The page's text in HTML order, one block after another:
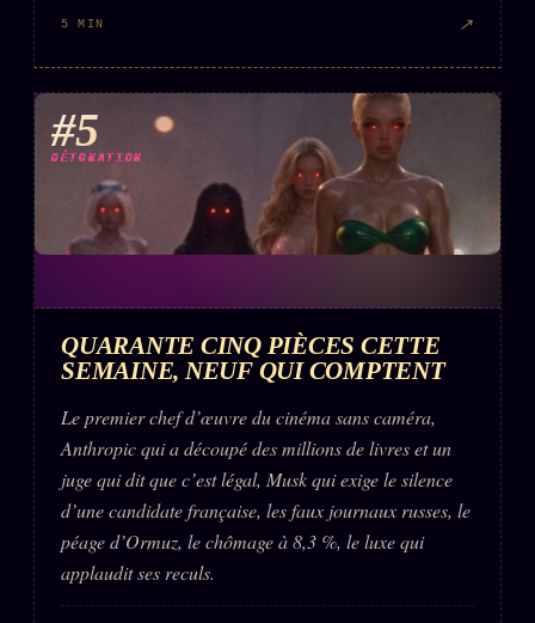
5 MIN ↗
#5
DÉTONATION
QUARANTE CINQ PIÈCES CETTE
SEMAINE, NEUF QUI COMPTENT
Le premier chef d’œuvre du cinéma sans caméra,
Anthropic qui a découpé des millions de livres et un
juge qui dit que c’est légal, Musk qui exige le silence
d’une candidate française, les faux journaux russes, le
péage d’Ormuz, le chômage à 8,3 %, le luxe qui
applaudit ses reculs.